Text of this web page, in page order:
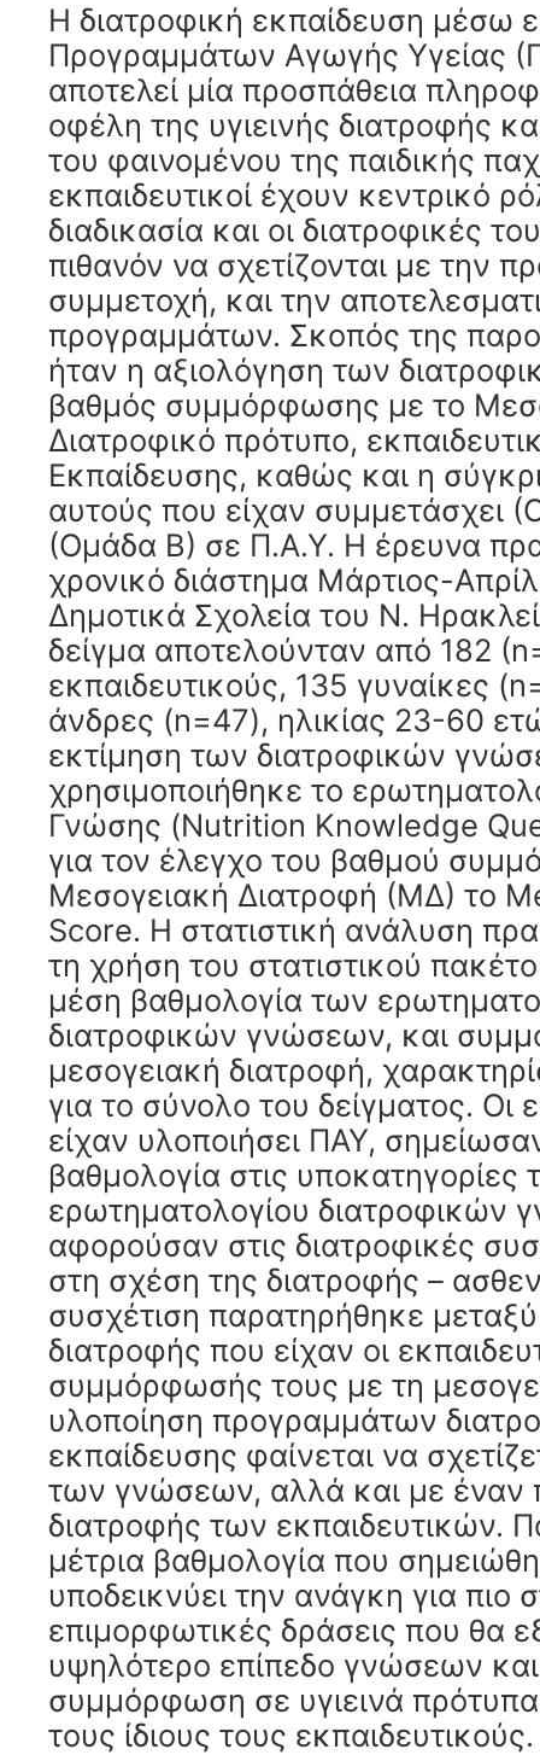
Η διατροφική εκπαίδευση μέσω
Προγραμμάτων Αγωγής Υγείας
αποτελεί μία προσπάθεια
οφέλη της υγιεινής διατροφής
του φαινομένου της παιδικής
εκπαιδευτικοί έχουν κεντρικό
διαδικασία και οι διατροφικές
πιθανόν να σχετίζονται με την
συμμετοχή, και την
προγραμμάτων. Σκοπός της
ήταν η αξιολόγηση των
βαθμός συμμόρφωσης με το
Διατροφικό πρότυπο,
Εκπαίδευσης, καθώς και η
αυτούς που είχαν συμμετάσχει
(Ομάδα Β) σε Π.Α.Υ. Η έρευνα
χρονικό διάστημα Μάρτιος-
Δημοτικά Σχολεία του N.
δείγμα αποτελούνταν από 182
εκπαιδευτικούς, 135 γυναίκες
άνδρες (n=47), ηλικίας 23-60
εκτίμηση των διατροφικών
χρησιμοποιήθηκε το
Γνώσης (Nutrition Knowledge
για τον έλεγχο του βαθμού
Μεσογειακή Διατροφή (ΜΔ) το
Score. Η στατιστική ανάλυση
τη χρήση του στατιστικού
μέση βαθμολογία των
διατροφικών γνώσεων, και
μεσογειακή διατροφή,
για το σύνολο του δείγματος. Οι
είχαν υλοποιήσει ΠΑΥ,
βαθμολογία στις υποκατηγορίες
ερωτηματολογίου διατροφικών
αφορούσαν στις διατροφικές
στη σχέση της διατροφής –
συσχέτιση παρατηρήθηκε
διατροφής που είχαν οι
συμμόρφωσής τους με τη
υλοποίηση προγραμμάτων
εκπαίδευσης φαίνεται να
των γνώσεων, αλλά και με έναν
διατροφής των εκπαιδευτικών.
μέτρια βαθμολογία που
υποδεικνύει την ανάγκη για πιο
επιμορφωτικές δράσεις που θα
υψηλότερο επίπεδο γνώσεων
συμμόρφωση σε υγιεινά
τους ίδιους τους εκπαιδευτικούς.